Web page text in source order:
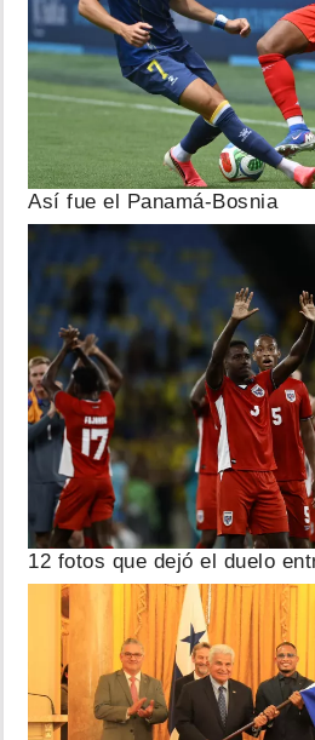
Así fue el Panamá-Bosnia
12 fotos que dejó el duelo